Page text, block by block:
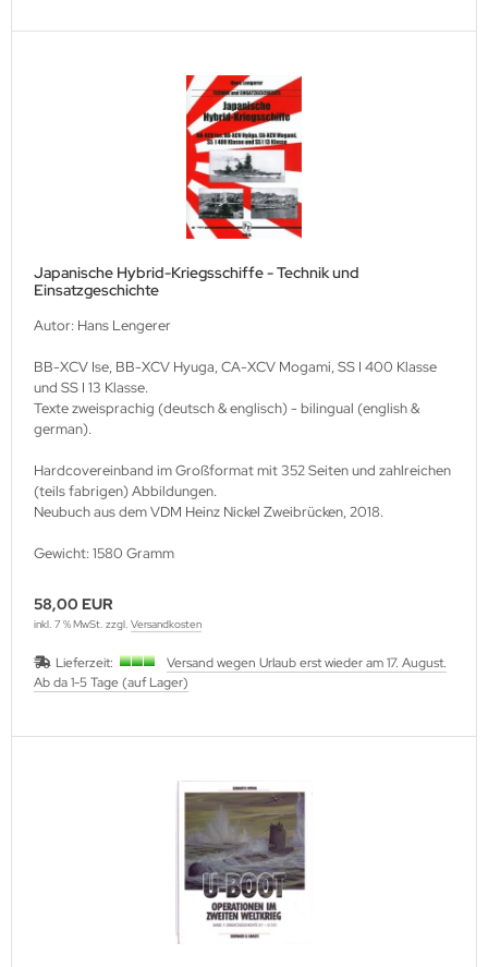
Japanische Hybrid-Kriegsschiffe - Technik und
Einsatzgeschichte
Autor: Hans Lengerer
BB-XCV Ise, BB-XCV Hyuga, CA-XCV Mogami, SS I 400 Klasse
und SS I 13 Klasse.
Texte zweisprachig (deutsch & englisch) - bilingual (english &
german).
Hardcovereinband im Großformat mit 352 Seiten und zahlreichen
(teils fabrigen) Abbildungen.
Neubuch aus dem VDM Heinz Nickel Zweibrücken, 2018.
Gewicht: 1580 Gramm
58,00 EUR
inkl. 7 % MwSt. zzgl. Versandkosten
Lieferzeit:
Versand wegen Urlaub erst wieder am 17. August.
Ab da 1-5 Tage (auf Lager)